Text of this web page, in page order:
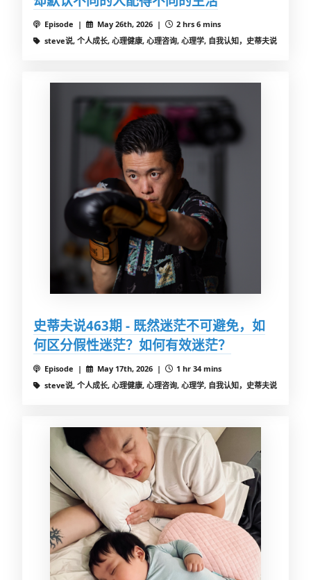
Episode | May 26th, 2026 |
2 hrs 6 mins
steve说, 个人成长, 心理健康, 心理咨询, 心理学, 自我认知，史蒂夫说
史蒂夫说463期 - 既然迷茫不可避免，如
何区分假性迷茫？如何有效迷茫？
Episode | May 17th, 2026 |
1 hr 34 mins
steve说, 个人成长, 心理健康, 心理咨询, 心理学, 自我认知，史蒂夫说